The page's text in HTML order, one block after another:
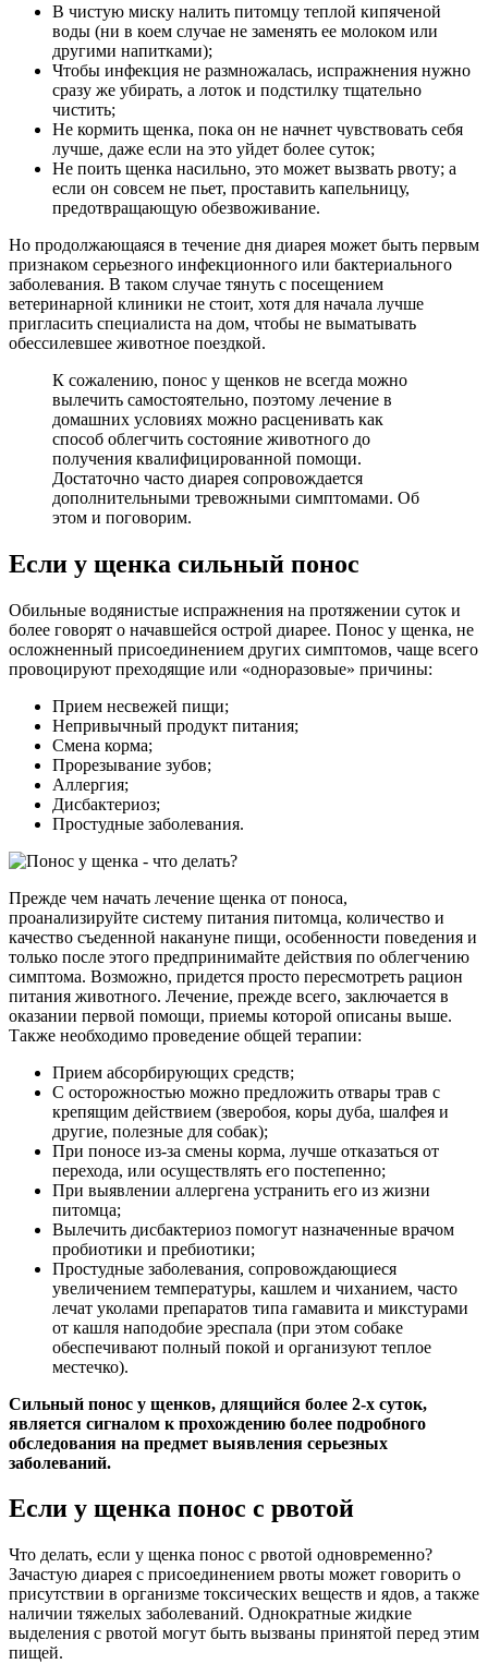
В чистую миску налить питомцу теплой кипяченой
воды (ни в коем случае не заменять ее молоком или
другими напитками);
Чтобы инфекция не размножалась, испражнения нужно
сразу же убирать, а лоток и подстилку тщательно
чистить;
Не кормить щенка, пока он не начнет чувствовать себя
лучше, даже если на это уйдет более суток;
Не поить щенка насильно, это может вызвать рвоту; а
если он совсем не пьет, проставить капельницу,
предотвращающую обезвоживание.
Но продолжающаяся в течение дня диарея может быть первым
признаком серьезного инфекционного или бактериального
заболевания. В таком случае тянуть с посещением
ветеринарной клиники не стоит, хотя для начала лучше
пригласить специалиста на дом, чтобы не выматывать
обессилевшее животное поездкой.
К сожалению, понос у щенков не всегда можно
вылечить самостоятельно, поэтому лечение в
домашних условиях можно расценивать как
способ облегчить состояние животного до
получения квалифицированной помощи.
Достаточно часто диарея сопровождается
дополнительными тревожными симптомами. Об
этом и поговорим.
Если у щенка сильный понос
Обильные водянистые испражнения на протяжении суток и
более говорят о начавшейся острой диарее. Понос у щенка, не
осложненный присоединением других симптомов, чаще всего
провоцируют преходящие или «одноразовые» причины:
Прием несвежей пищи;
Непривычный продукт питания;
Смена корма;
Прорезывание зубов;
Аллергия;
Дисбактериоз;
Простудные заболевания.
Прежде чем начать лечение щенка от поноса,
проанализируйте систему питания питомца, количество и
качество съеденной накануне пищи, особенности поведения и
только после этого предпринимайте действия по облегчению
симптома. Возможно, придется просто пересмотреть рацион
питания животного. Лечение, прежде всего, заключается в
оказании первой помощи, приемы которой описаны выше.
Также необходимо проведение общей терапии:
Прием абсорбирующих средств;
С осторожностью можно предложить отвары трав с
крепящим действием (зверобоя, коры дуба, шалфея и
другие, полезные для собак);
При поносе из-за смены корма, лучше отказаться от
перехода, или осуществлять его постепенно;
При выявлении аллергена устранить его из жизни
питомца;
Вылечить дисбактериоз помогут назначенные врачом
пробиотики и пребиотики;
Простудные заболевания, сопровождающиеся
увеличением температуры, кашлем и чиханием, часто
лечат уколами препаратов типа гамавита и микстурами
от кашля наподобие эреспала (при этом собаке
обеспечивают полный покой и организуют теплое
местечко).
Сильный понос у щенков, длящийся более 2-х суток,
является сигналом к прохождению более подробного
обследования на предмет выявления серьезных
заболеваний.
Если у щенка понос с рвотой
Что делать, если у щенка понос с рвотой одновременно?
Зачастую диарея с присоединением рвоты может говорить о
присутствии в организме токсических веществ и ядов, а также
наличии тяжелых заболеваний. Однократные жидкие
выделения с рвотой могут быть вызваны принятой перед этим
пищей.